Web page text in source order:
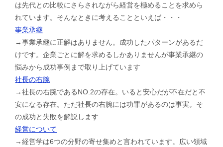
は先代との比較にさらされながら経営を極めることを求めら
れています。そんなときに考えることといえば・・・
事業承継
→事業承継に正解はありません。成功したパターンがあるだ
けです。企業ごとに解を求めるしかありませんが事業承継の
悩みから成功事例まで取り上げています
社長の右腕
→社長の右腕であるNO.2の存在。いると安心だが不在だと不
安になる存在。ただ社長の右腕には功罪があるのは事実。そ
の成功と失敗を解説します
経営について
→経営学は6つの分野の寄せ集めと言われています。広い領域